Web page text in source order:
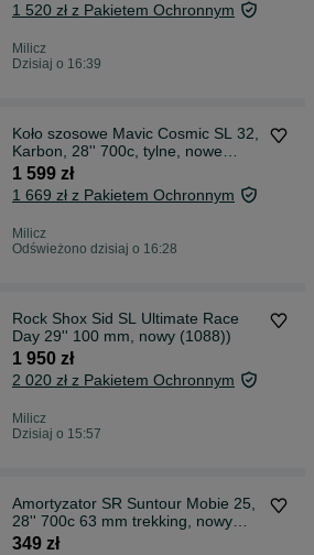
1 520 zł z Pakietem Ochronnym
Milicz
Dzisiaj o 16:39
Koło szosowe Mavic Cosmic SL 32,
Karbon, 28'' 700c, tylne, nowe
(945)
1 599 zł
1 669 zł z Pakietem Ochronnym
Milicz
Odświeżono dzisiaj o 16:28
Rock Shox Sid SL Ultimate Race
Day 29'' 100 mm, nowy (1088))
1 950 zł
2 020 zł z Pakietem Ochronnym
Milicz
Dzisiaj o 15:57
Amortyzator SR Suntour Mobie 25,
28'' 700c 63 mm trekking, nowy
(648b)
349 zł